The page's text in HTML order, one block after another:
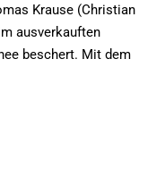
Krause (Christian
ausverkauften
beschert. Mit dem